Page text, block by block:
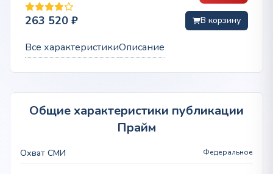
263 520 ₽ В корзину
Все характеристикиОписание
Общие характеристики публикации
Прайм
Охват СМИ Федеральное